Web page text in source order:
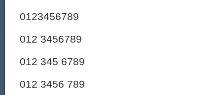
0123456789
012 3456789
012 345 6789
012 3456 789